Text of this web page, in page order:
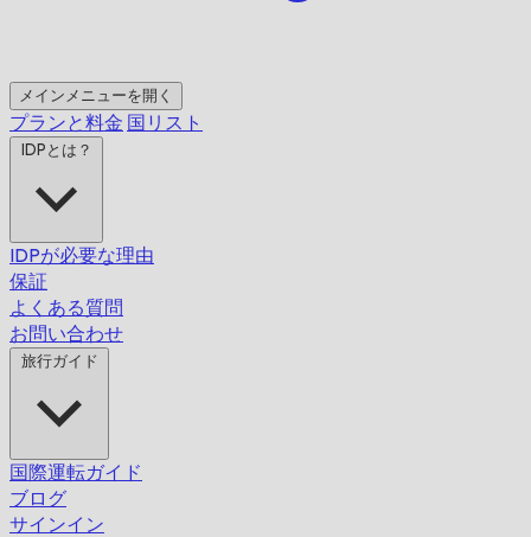
メインメニューを開く
プランと料金 国リスト
IDPとは？
IDPが必要な理由
保証
よくある質問
お問い合わせ
旅行ガイド
国際運転ガイド
ブログ
サインイン